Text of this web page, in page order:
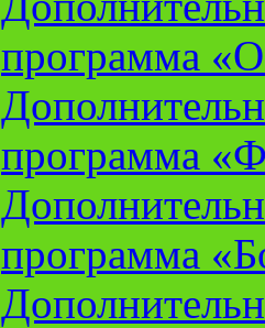
программа
программа
программа